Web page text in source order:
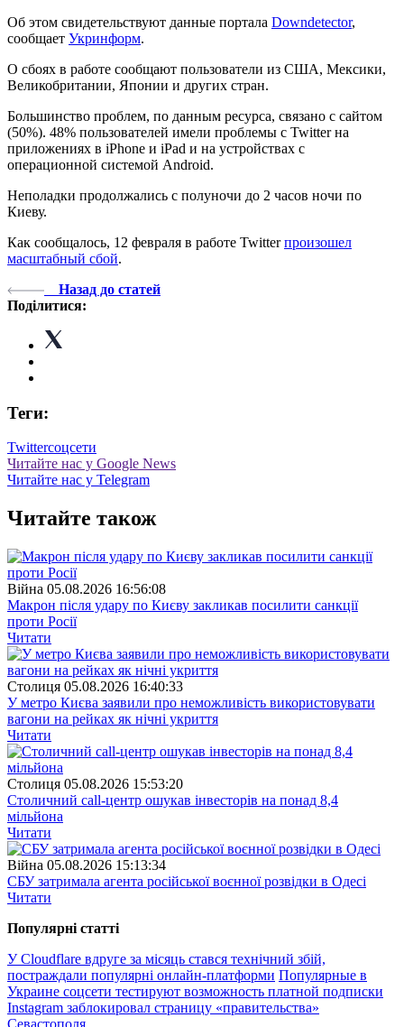
Об этом свидетельствуют данные портала Downdetector,
сообщает Укринформ.
О сбоях в работе сообщают пользователи из США, Мексики,
Великобритании, Японии и других стран.
Большинство проблем, по данным ресурса, связано с сайтом
(50%). 48% пользователей имели проблемы с Twitter на
приложениях в iPhone и iPad и на устройствах с
операционной системой Android.
Неполадки продолжались с полуночи до 2 часов ночи по
Киеву.
Как сообщалось, 12 февраля в работе Twitterпроизошел
масштабный сбой.
Назад до статей
Поділитися:
Теги:
Twitterсоцсети
Читайте нас у Google News
Читайте нас у Telegram
Читайте також
Війна 05.08.2026 16:56:08
Макрон після удару по Києву закликав посилити санкції
проти Росії
Читати
Столиця 05.08.2026 16:40:33
У метро Києва заявили про неможливість використовувати
вагони на рейках як нічні укриття
Читати
Столиця 05.08.2026 15:53:20
Столичний call-центр ошукав інвесторів на понад 8,4
мільйона
Читати
Війна 05.08.2026 15:13:34
СБУ затримала агента російської воєнної розвідки в Одесі
Читати
Популярнi статтi
У Cloudflare вдруге за місяць стався технічний збій,
постраждали популярні онлайн-платформи Популярные в
Украине соцсети тестируют возможность платной подписки
Instagram заблокировал страницу «правительства»
Севастополя